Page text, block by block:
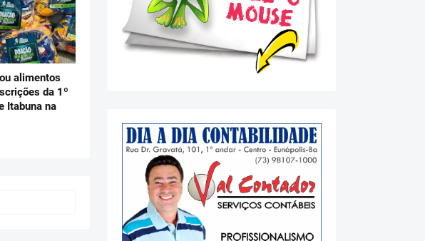
alimentos
da 1º
Itabuna na